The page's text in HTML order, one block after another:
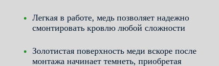
Легкая в работе, медь позволяет надежно
смонтировать кровлю любой сложности
Золотистая поверхность меди вскоре после
монтажа начинает темнеть, приобретая